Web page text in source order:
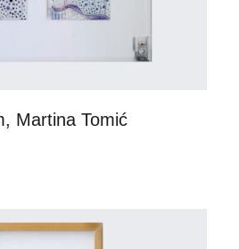
Martina Tomić